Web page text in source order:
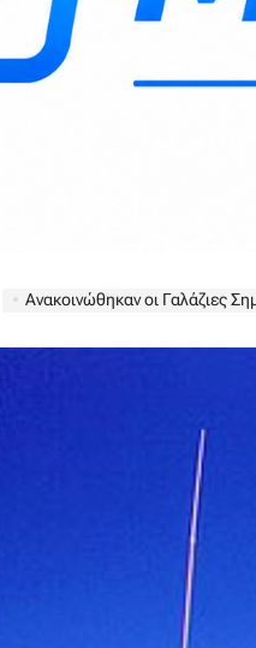
Ανακοινώθηκαν οι Γαλάζιες Σημαίες